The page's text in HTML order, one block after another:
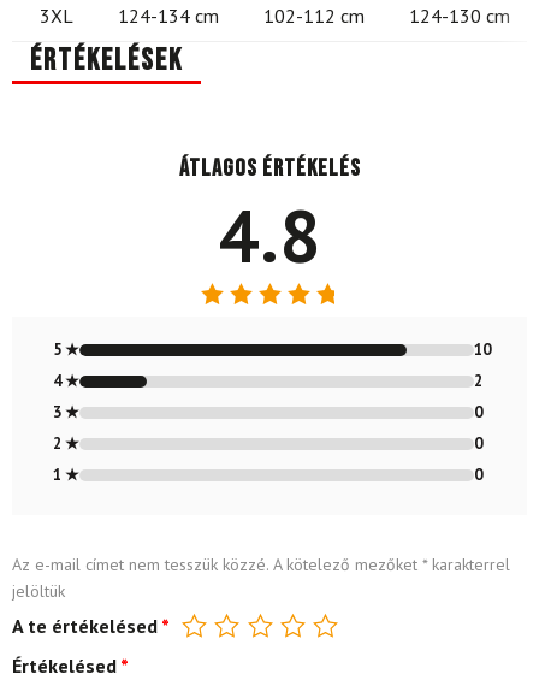
3XL 124-134 cm 102-112 cm 124-130 cm
Értékelések
Átlagos értékelés
4.8
4.83/ 5
5 ★
10
4 ★
2
3 ★
0
2 ★
0
1 ★
0
Az e-mail címet nem tesszük közzé. A kötelező mezőket *karakterrel
jelöltük
A te értékelésed *
Értékelésed *